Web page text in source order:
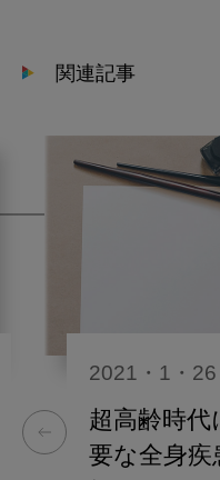
関連記事
2021・1・26
超高齢時代
要な全身